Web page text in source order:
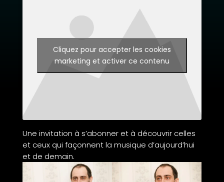
Cliquez pour accepter les cookies
marketing et activer ce contenu
Une invitation à s’abonner et à découvrir celles
et ceux qui façonnent la musique d’aujourd’hui
et de demain.